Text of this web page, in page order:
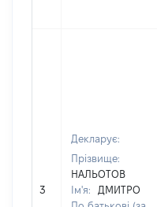
3
Декларує:
Прізвище:
НАЛЬОТОВ
Ім'я:
ДМИТРО